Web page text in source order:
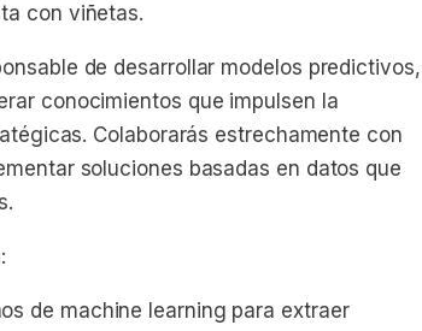
con viñetas.
de desarrollar modelos predictivos,
conocimientos que impulsen la
Colaborarás estrechamente con
soluciones basadas en datos que
de machine learning para extraer